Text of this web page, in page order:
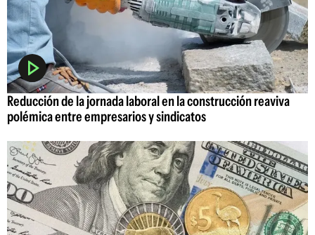
Reducción de la jornada laboral en la construcción reaviva
polémica entre empresarios y sindicatos